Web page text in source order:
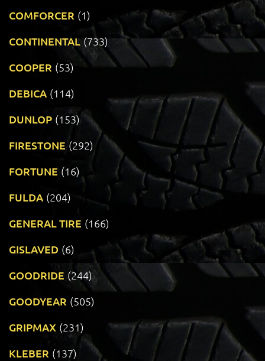
COMFORCER (1)
CONTINENTAL (733)
COOPER (53)
DEBICA (114)
DUNLOP (153)
FIRESTONE (292)
FORTUNE (16)
FULDA (204)
GENERAL TIRE (166)
GISLAVED (6)
GOODRIDE (244)
GOODYEAR (505)
GRIPMAX (231)
KLEBER (137)